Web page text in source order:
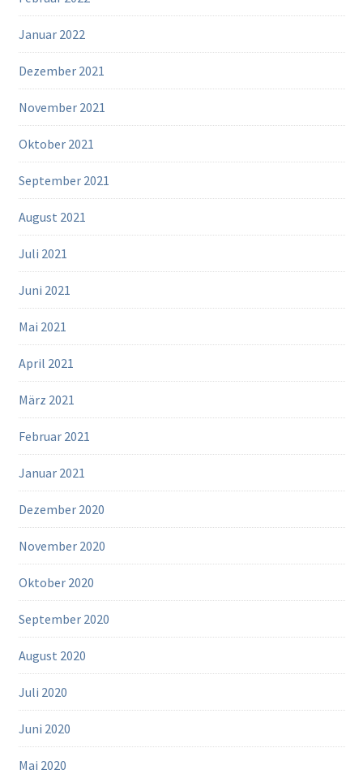
Januar 2022
Dezember 2021
November 2021
Oktober 2021
September 2021
August 2021
Juli 2021
Juni 2021
Mai 2021
April 2021
März 2021
Februar 2021
Januar 2021
Dezember 2020
November 2020
Oktober 2020
September 2020
August 2020
Juli 2020
Juni 2020
Mai 2020